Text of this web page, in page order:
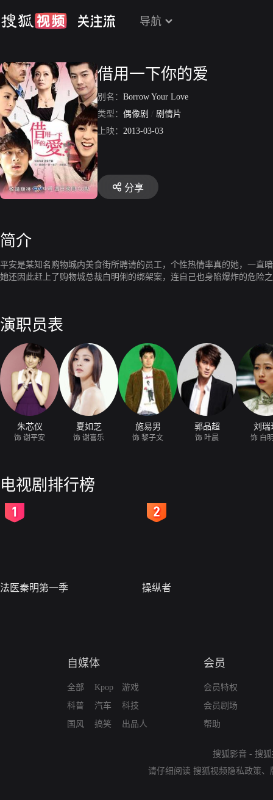
导航
借用一下你的爱
别名： Borrow Your Love
类型： 偶像剧 / 剧情片
上映： 2013-03-03
分享
简介
平安是某知名购物城内美食街所聘请的员工，个性热情率真的她，一直
她还因此赶上了购物城总裁白明俐的绑架案，连自己也身陷爆炸的危险
演职员表
朱芯仪
饰 谢平安
夏如芝
饰 谢喜乐
施易男
饰 黎子文
郭品超
饰 叶晨
刘瑞
饰 白
电视剧排行榜
法医秦明第一季 操纵者
自媒体
全部
科普
国风
Kpop
汽车
搞笑
游戏
科技
出品人
会员
会员特权
会员剧场
帮助
搜狐影音 - 搜
请仔细阅读 搜狐视频隐私政策、